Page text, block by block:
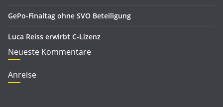
GePo-Finaltag ohne SVO Beteiligung
Luca Reiss erwirbt C-Lizenz
Neueste Kommentare
Anreise